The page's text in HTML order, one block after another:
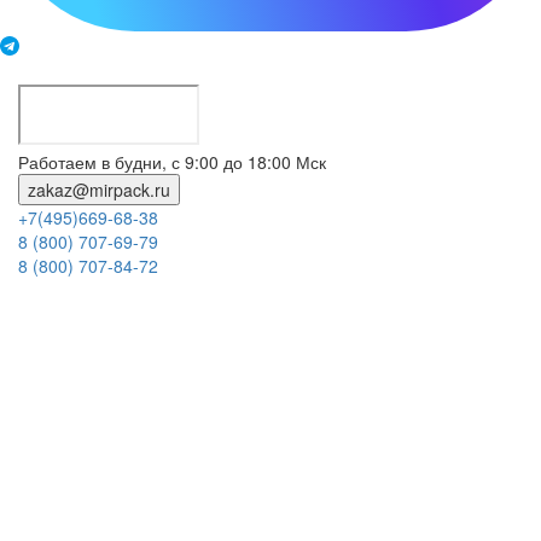
Работаем в будни, с 9:00 до 18:00 Мск
zakaz@mirpack.ru
+7(495)669-68-38
8 (800) 707-69-79
8 (800) 707-84-72